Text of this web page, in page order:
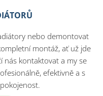
nebo demontovat
montáž, ať už jde
nás kontaktovat a my se
efektivně a s